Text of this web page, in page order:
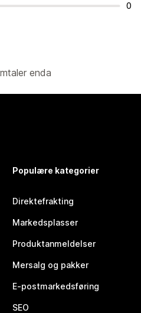
0
enda
Populære kategorier
Direktefrakting
Markedsplasser
Produktanmeldelser
Mersalg og pakker
E-postmarkedsføring
SEO